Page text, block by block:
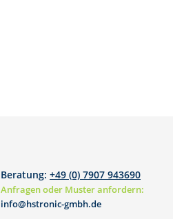
Beratung: +49 (0) 7907 943690
Anfragen oder Muster anfordern:
info@hstronic-gmbh.de